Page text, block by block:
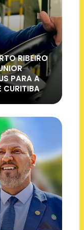
RIBEIRO
PARA A
CURITIBA